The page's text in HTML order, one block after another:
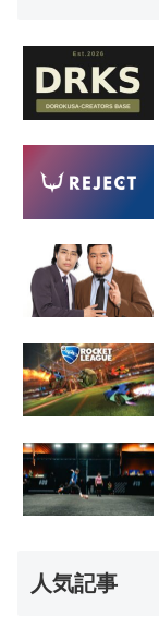
人気記事